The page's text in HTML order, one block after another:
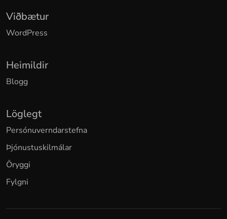
Viðbætur
WordPress
Heimildir
Blogg
Löglegt
Persónuverndarstefna
Þjónustuskilmálar
Öryggi
Fylgni